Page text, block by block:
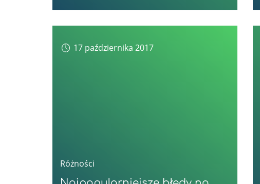
17 października 2017
Różności